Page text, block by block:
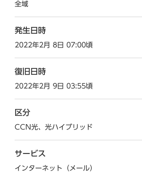
全域
発生日時
2022年2月 8日 07:00頃
復旧日時
2022年2月 9日 03:55頃
区分
CCN光、光ハイブリッド
サービス
インターネット（メール）